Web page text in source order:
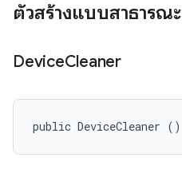
ตัวสร้างแบบสาธารณะ
DeviceCleaner
public DeviceCleaner ()